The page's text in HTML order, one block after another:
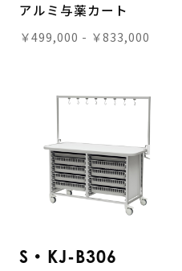
アルミ与薬カート
￥499,000 - ￥833,000
S・KJ-B306